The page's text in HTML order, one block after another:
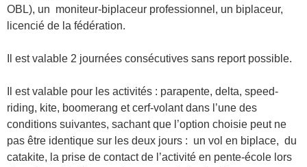
OBL), un moniteur-biplaceur professionnel, un biplaceur,
licencié de la fédération.
Il est valable 2 journées consécutives sans report possible.
Il est valable pour les activités : parapente, delta, speed-
riding, kite, boomerang et cerf-volant dans l’une des
conditions suivantes, sachant que l’option choisie peut ne
pas être identique sur les deux jours : un vol en biplace, du
catakite, la prise de contact de l’activité en pente-école lors